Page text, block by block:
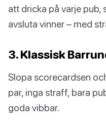
att dricka på varje
avsluta vinner – med
3. Klassisk
Slopa scorecardsen
par, inga straff, bara
goda vibbar.